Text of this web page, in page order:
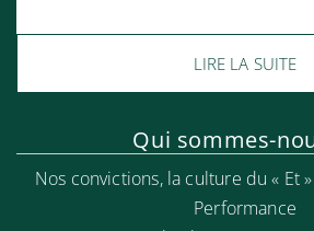
LIRE LA SUITE
Qui sommes-
Nos convictions, la culture du « Et
Performance